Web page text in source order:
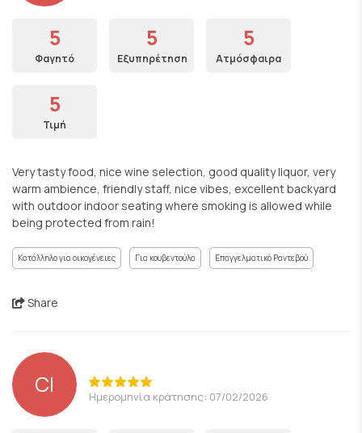
5
Φαγητό
5
Εξυπηρέτηση
5
Ατμόσφαιρα
5
Τιμή
Very tasty food, nice wine selection, good quality liquor, very
warm ambience, friendly staff, nice vibes, excellent backyard
with outdoor indoor seating where smoking is allowed while
being protected from rain!
Κατάλληλο για οικογένειες Για κουβεντούλα Επαγγελματικό Ραντεβού
Share
CI Ημερομηνία κράτησης: 07/02/2026